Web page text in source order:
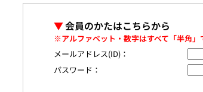
▼会員のかたはこちらから
※アルファベット・数字はすべて「半角」
メールアドレス(ID)：
パスワード：